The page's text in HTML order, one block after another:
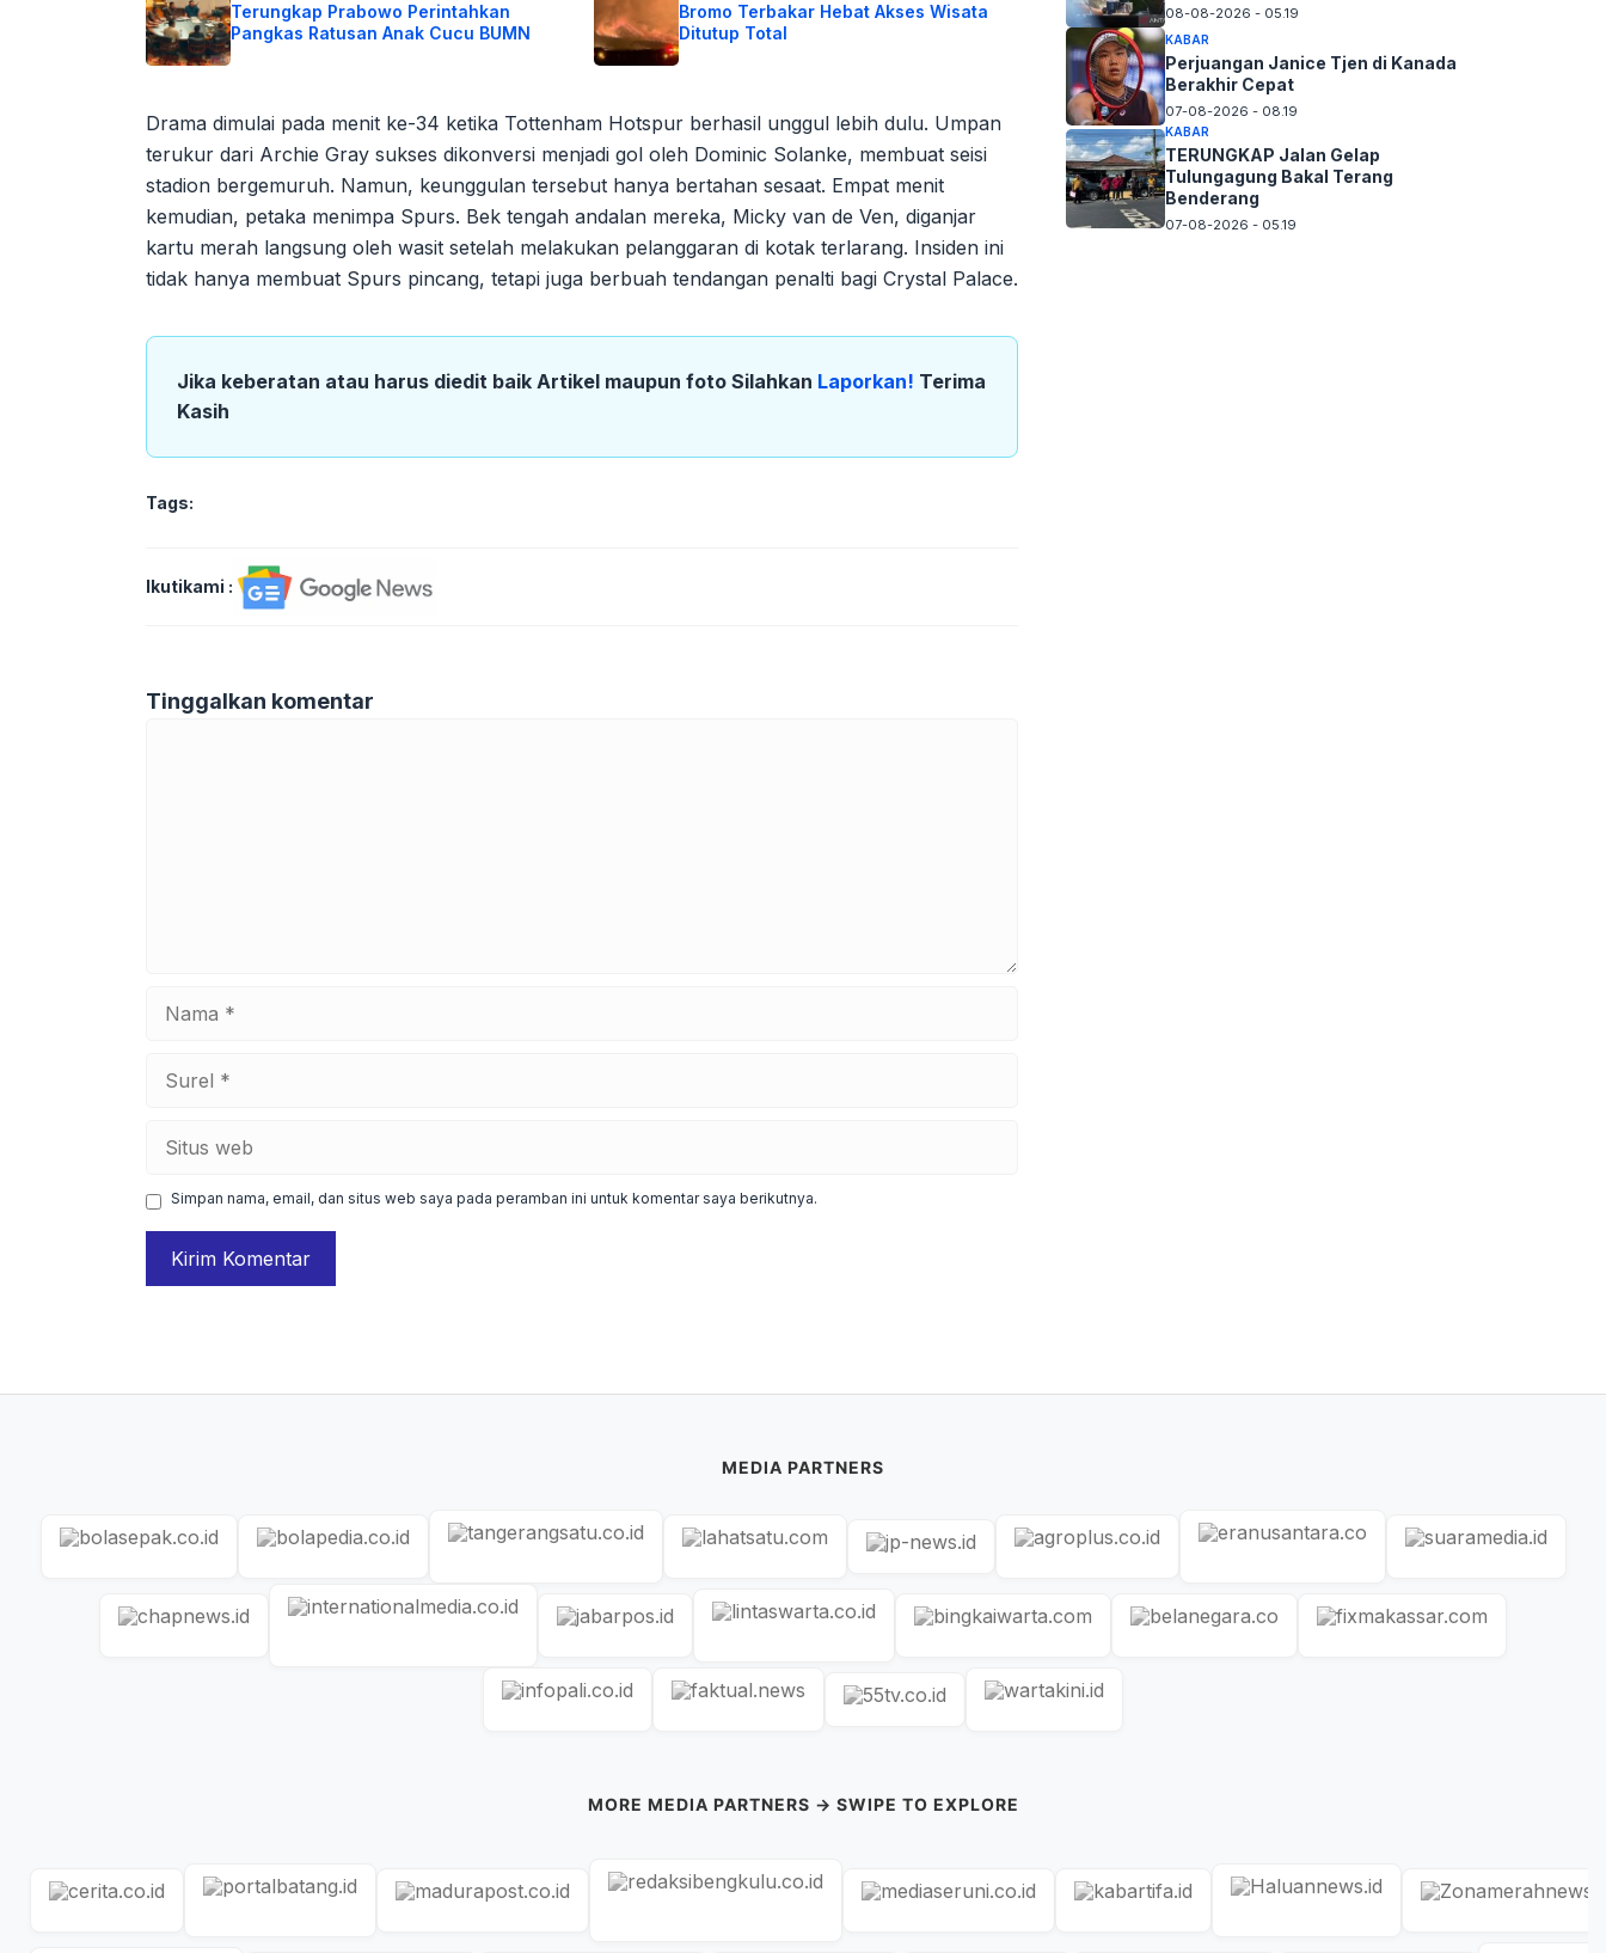
Terungkap Prabowo Perintahkan
Pangkas Ratusan Anak Cucu BUMN
Bromo Terbakar Hebat Akses Wisata
Ditutup Total
Drama dimulai pada menit ke-34 ketika Tottenham Hotspur berhasil unggul lebih dulu. Umpan
terukur dari Archie Gray sukses dikonversi menjadi gol oleh Dominic Solanke, membuat seisi
stadion bergemuruh. Namun, keunggulan tersebut hanya bertahan sesaat. Empat menit
kemudian, petaka menimpa Spurs. Bek tengah andalan mereka, Micky van de Ven, diganjar
kartu merah langsung oleh wasit setelah melakukan pelanggaran di kotak terlarang. Insiden ini
tidak hanya membuat Spurs pincang, tetapi juga berbuah tendangan penalti bagi Crystal Palace.
Jika keberatan atau harus diedit baik Artikel maupun foto Silahkan Laporkan! Terima
Kasih
Tags:
Ikutikami :
Tinggalkan komentar
Simpan nama, email, dan situs web saya pada peramban ini untuk komentar saya berikutnya.
08-08-2026 - 05.19
KABAR
Perjuangan Janice Tjen di Kanada
Berakhir Cepat
07-08-2026 - 08.19
KABAR
TERUNGKAP Jalan Gelap
Tulungagung Bakal Terang
Benderang
07-08-2026 - 05.19
MEDIA PARTNERS
MORE MEDIA PARTNERS → SWIPE TO EXPLORE